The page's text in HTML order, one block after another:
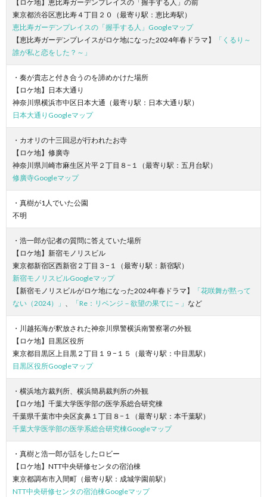
【ロケ地】恵比寿ガーデンプレイスの「握手する人」の前
東京都渋谷区恵比寿４丁目２０（最寄り駅：恵比寿駅）
恵比寿ガーデンプレイスの「握手する人」Googleマップ
【恵比寿ガーデンプレイスがロケ地になった2024年春ドラマ】
「くるり～
誰が私と恋をした？～」
・奏が貴志と付き合うのを諦めかけた場所
【ロケ地】日本大通り
神奈川県横浜市中区日本大通（最寄り駅：日本大通り駅）
日本大通りGoogleマップ
・カオリの十三回忌が行われたお寺
【ロケ地】修廣寺
神奈川県川崎市麻生区片平２丁目８−１（最寄り駅：五月台駅）
修廣寺Googleマップ
・真樹が1人でいた公園
不明
・浩一郎が記者の質問に答えていた場所
【ロケ地】新宿モノリスビル
東京都新宿区西新宿２丁目３−１（最寄り駅：新宿駅）
新宿モノリスビルGoogleマップ
【新宿モノリスビルがロケ地になった2024年春ドラマ】
「花咲舞が黙って
ない（2024）」
「Re：リベンジ－欲望の果てに－」 など
・川越拓海が釈放された神奈川県警横浜南警察署の外観
【ロケ地】目黒区役所
東京都目黒区上目黒２丁目１９−１５（最寄り駅：中目黒駅）
目黒区役所Googleマップ
・横浜地方裁判所、横浜簡易裁判所の外観
【ロケ地】千葉大学医学部の医学系総合研究棟
千葉県千葉市中央区亥鼻１丁目８−１（最寄り駅：本千葉駅）
千葉大学医学部の医学系総合研究棟Googleマップ
・真樹と浩一郎が話をしたロビー
【ロケ地】NTT中央研修センタの宿泊棟
東京都調布市入間町（最寄り駅：成城学園前駅）
NTT中央研修センタの宿泊棟Googleマップ